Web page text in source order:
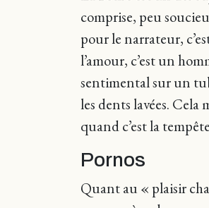
comprise, peu
pour le narrateur,
l’amour, c’est un
sentimental sur un
les dents lavées. Cela
quand c’est la
Pornos
Quant au « plaisir